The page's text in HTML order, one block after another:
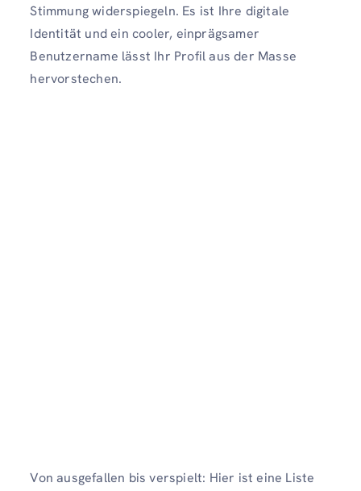
Stimmung widerspiegeln. Es ist Ihre digitale
Identität und ein cooler, einprägsamer
Benutzername lässt Ihr Profil aus der Masse
hervorstechen.
Von ausgefallen bis verspielt: Hier ist eine Liste